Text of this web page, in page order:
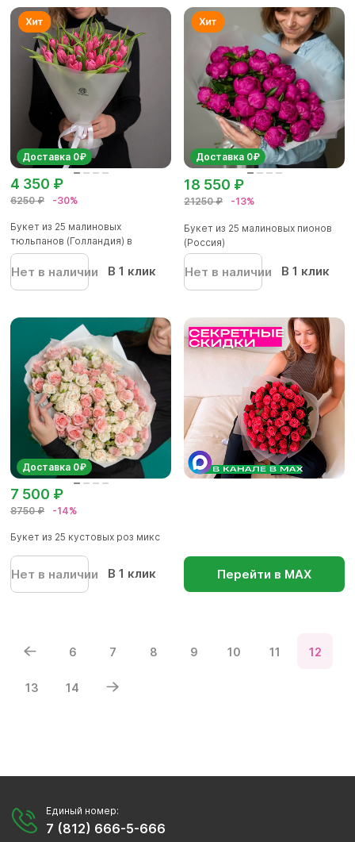
Доставка 0₽
6250 ₽ -30%
4 350 ₽
Букет из 25 малиновых
тюльпанов (Голландия) в
корейской...
Нет в наличии В 1 клик
Доставка 0₽
21250 ₽ -13%
18 550 ₽
Букет из 25 малиновых пионов
(Россия)
Нет в наличии В 1 клик
Доставка 0₽
8750 ₽ -14%
7 500 ₽
Букет из 25 кустовых роз микс
Нет в наличии В 1 клик Перейти в МАХ
6 7 8 9 10 11 12
13 14
Единый номер:
7 (812) 666-5-666